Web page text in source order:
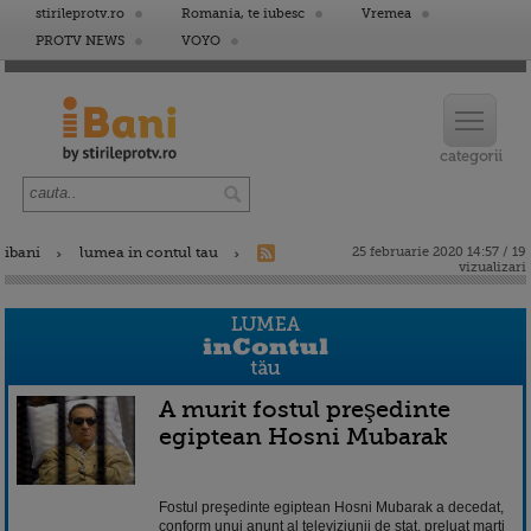
stirileprotv.ro Romania, te iubesc
Vremea
PROTV NEWS
VOYO
ibani lumea in contul tau
25 februarie 2020 14:57 / 19
vizualizari
A murit fostul preşedinte
egiptean Hosni Mubarak
Fostul preşedinte egiptean Hosni Mubarak a decedat,
conform unui anunţ al televiziunii de stat, preluat marţi